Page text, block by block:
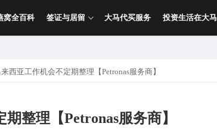
窝全百科 签证与居留 大马代买服务 投资生活在大马
西亚工作机会不定期整理【Petronas服务商】
整理【Petronas服务商】